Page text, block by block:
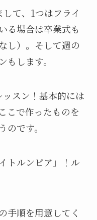
て、1つはフライ
る場合は卒業式も
し）。そして週の
します。
スン！基本的には
こで作ったものを
です。
トルンピア」！ル
手順を用意してく